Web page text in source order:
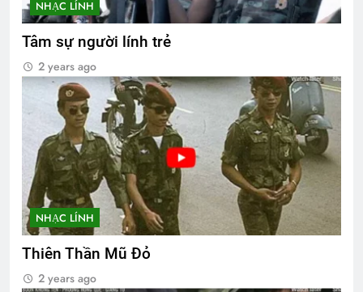
NHẠC LÍNH
Tâm sự người lính trẻ
2 years ago
NHẠC LÍNH
Thiên Thần Mũ Đỏ
2 years ago